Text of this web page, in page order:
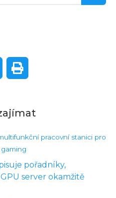
pracovní stanici pro
pořadníky,
server okamžitě